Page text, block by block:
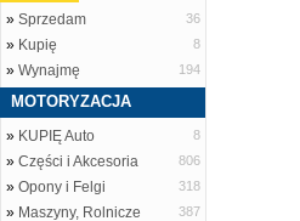
» Sprzedam 36
» Kupię 8
» Wynajmę 194
MOTORYZACJA
» KUPIĘ Auto 8
» Części i Akcesoria 806
» Opony i Felgi 318
» Maszyny, Rolnicze 387